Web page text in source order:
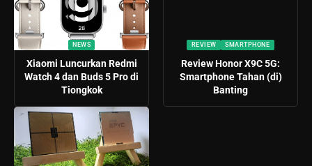
NEWS
Xiaomi Luncurkan Redmi
Watch 4 dan Buds 5 Pro di
Tiongkok
REVIEW SMARTPHONE
Review Honor X9C 5G:
Smartphone Tahan (di)
Banting